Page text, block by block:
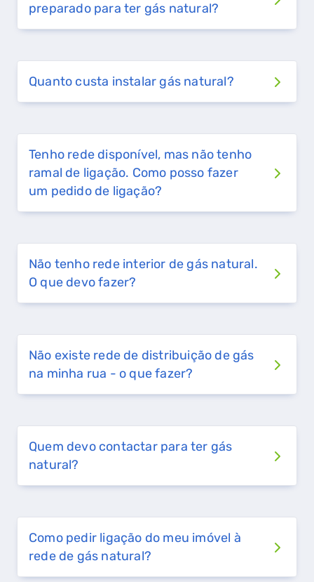
preparado para ter gás natural?
Quanto custa instalar gás natural?
Tenho rede disponível, mas não tenho
ramal de ligação. Como posso fazer
um pedido de ligação?
Não tenho rede interior de gás natural.
O que devo fazer?
Não existe rede de distribuição de gás
na minha rua - o que fazer?
Quem devo contactar para ter gás
natural?
Como pedir ligação do meu imóvel à
rede de gás natural?